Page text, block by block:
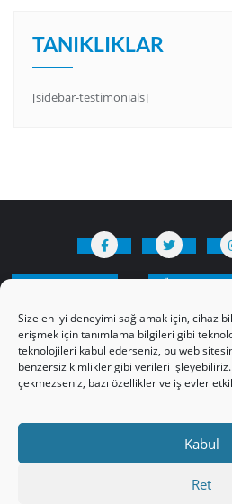
Size en iyi deneyimi sağlamak için, cihaz
erişmek için tanımlama bilgileri gibi
teknolojileri kabul ederseniz, bu web
benzersiz kimlikler gibi verileri işleyebiliriz.
çekmezseniz, bazı özellikler ve işlevler
Kabul
Ret
TANIKLIKLAR
[sidebar-testimonials]
HAKKIMIZDA Üyelik
Makaleler
Video
ABNSAT Türkiye –
Üye Girişi
Kayıt